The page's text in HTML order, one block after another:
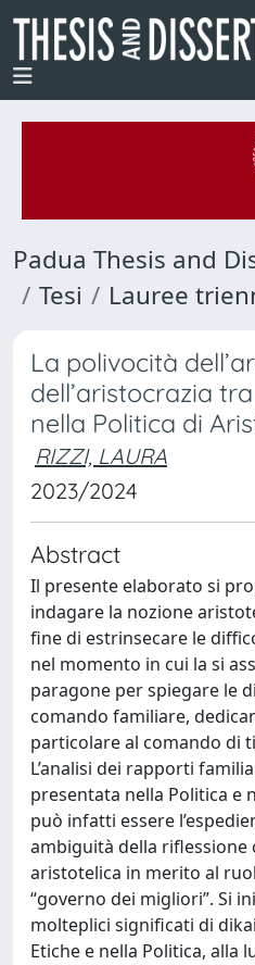
Padua Thesis and
Tesi
Lauree
La polivocità
dell’aristocrazia
nella Politica di
RIZZI, LAURA
2023/2024
Abstract
Il presente elaborato si
indagare la nozione
fine di estrinsecare le
nel momento in cui la si
paragone per spiegare le
comando familiare,
particolare al comando di
L’analisi dei rapporti
presentata nella Politica e
può infatti essere
ambiguità della riflessione
aristotelica in merito al
“governo dei migliori”. Si
molteplici significati di
Etiche e nella Politica, alla